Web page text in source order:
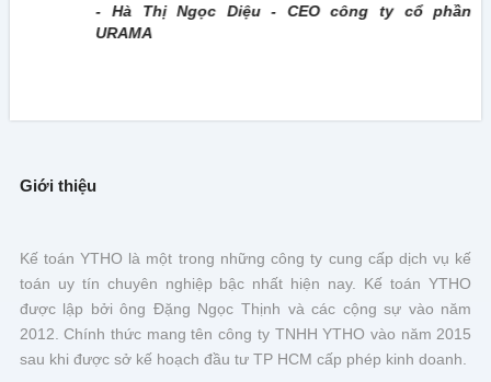
- Hà Thị Ngọc Diệu - CEO công ty cổ phần
URAMA
Giới thiệu
Kế toán YTHO là một trong những công ty cung cấp dịch vụ kế
toán uy tín chuyên nghiệp bậc nhất hiện nay. Kế toán YTHO
được lập bởi ông Đặng Ngọc Thịnh và các cộng sự vào năm
2012. Chính thức mang tên công ty TNHH YTHO vào năm 2015
sau khi được sở kế hoạch đầu tư TP HCM cấp phép kinh doanh.